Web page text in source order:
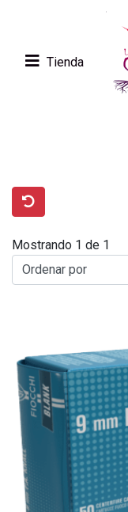
Tienda
Mostrando 1 de 1